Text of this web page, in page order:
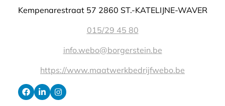
Kempenarestraat 57 2860 ST.-KATELIJNE-WAVER
015/29 45 80
info.webo@borgerstein.be
https://www.maatwerkbedrijfwebo.be